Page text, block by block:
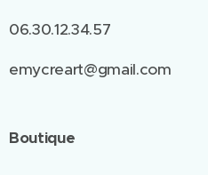
06.30.12.34.57
emycreart@gmail.com
Boutique